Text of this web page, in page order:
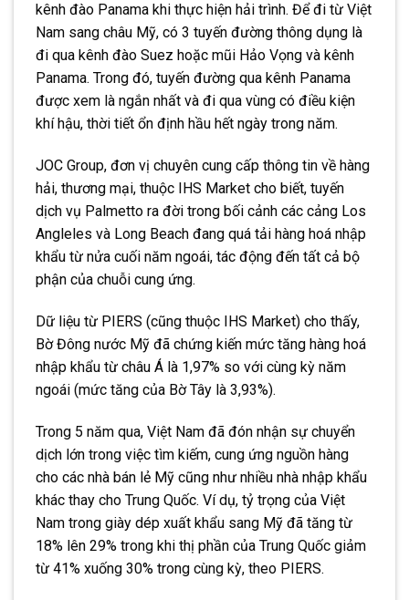
kênh đào Panama khi thực hiện hải trình. Để đi từ Việt
Nam sang châu Mỹ, có 3 tuyến đường thông dụng là
đi qua kênh đào Suez hoặc mũi Hảo Vọng và kênh
Panama. Trong đó, tuyến đường qua kênh Panama
được xem là ngắn nhất và đi qua vùng có điều kiện
khí hậu, thời tiết ổn định hầu hết ngày trong năm.
JOC Group, đơn vị chuyên cung cấp thông tin về hàng
hải, thương mại, thuộc IHS Market cho biết, tuyến
dịch vụ Palmetto ra đời trong bối cảnh các cảng Los
Angleles và Long Beach đang quá tải hàng hoá nhập
khẩu từ nửa cuối năm ngoái, tác động đến tất cả bộ
phận của chuỗi cung ứng.
Dữ liệu từ PIERS (cũng thuộc IHS Market) cho thấy,
Bờ Đông nước Mỹ đã chứng kiến mức tăng hàng hoá
nhập khẩu từ châu Á là 1,97% so với cùng kỳ năm
ngoái (mức tăng của Bờ Tây là 3,93%).
Trong 5 năm qua, Việt Nam đã đón nhận sự chuyển
dịch lớn trong việc tìm kiếm, cung ứng nguồn hàng
cho các nhà bán lẻ Mỹ cũng như nhiều nhà nhập khẩu
khác thay cho Trung Quốc. Ví dụ, tỷ trọng của Việt
Nam trong giày dép xuất khẩu sang Mỹ đã tăng từ
18% lên 29% trong khi thị phần của Trung Quốc giảm
từ 41% xuống 30% trong cùng kỳ, theo PIERS.